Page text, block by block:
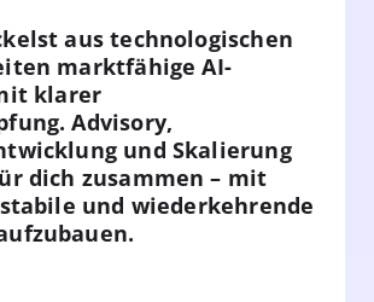
aus technologischen
marktfähige AI-
klarer
Advisory,
und Skalierung
dich zusammen – mit
und wiederkehrende